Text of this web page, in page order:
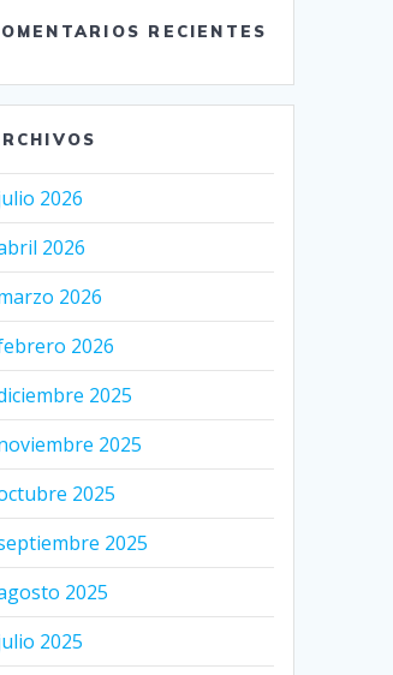
RECIENTES
2026
2026
2026
2026
2025
2025
2025
2025
2025
2025